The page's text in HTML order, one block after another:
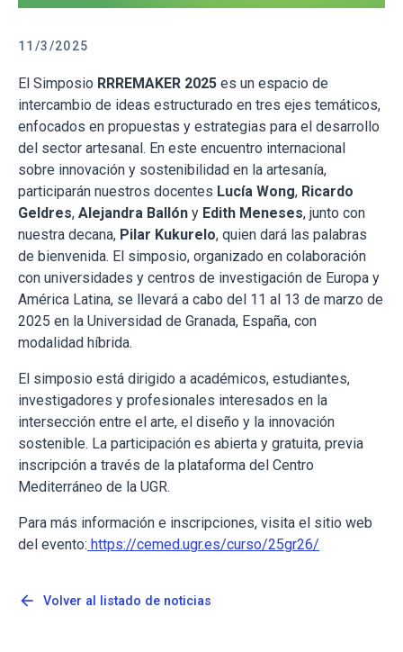
11/3/2025
El Simposio RRREMAKER 2025 es un espacio de
intercambio de ideas estructurado en tres ejes temáticos,
enfocados en propuestas y estrategias para el desarrollo
del sector artesanal. En este encuentro internacional
sobre innovación y sostenibilidad en la artesanía,
participarán nuestros docentes Lucía Wong, Ricardo
Geldres, Alejandra Ballón y Edith Meneses, junto con
nuestra decana, Pilar Kukurelo, quien dará las palabras
de bienvenida. El simposio, organizado en colaboración
con universidades y centros de investigación de Europa y
América Latina, se llevará a cabo del 11 al 13 de marzo de
2025 en la Universidad de Granada, España, con
modalidad híbrida.
El simposio está dirigido a académicos, estudiantes,
investigadores y profesionales interesados en la
intersección entre el arte, el diseño y la innovación
sostenible. La participación es abierta y gratuita, previa
inscripción a través de la plataforma del Centro
Mediterráneo de la UGR.
Para más información e inscripciones, visita el sitio web
del evento: https://cemed.ugr.es/curso/25gr26/
arrow_back Volver al listado de noticias